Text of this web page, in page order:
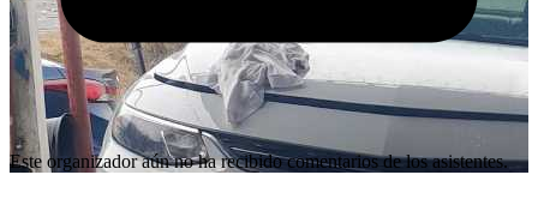
Este organizador aún no ha recibido comentarios de los asistentes.